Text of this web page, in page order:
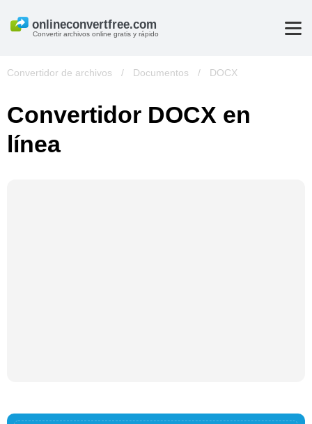
Convertir archivos online gratis y rápido
Convertidor de archivos / Documentos / DOCX
Convertidor DOCX en
línea